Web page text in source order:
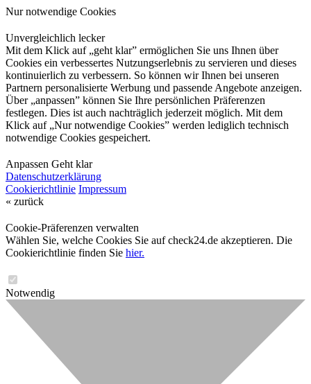
Nur notwendige Cookies
Unvergleichlich lecker
Mit dem Klick auf „geht klar” ermöglichen Sie uns Ihnen über
Cookies ein verbessertes Nutzungserlebnis zu servieren und dieses
kontinuierlich zu verbessern. So können wir Ihnen bei unseren
Partnern personalisierte Werbung und passende Angebote anzeigen.
Über „anpassen” können Sie Ihre persönlichen Präferenzen
festlegen. Dies ist auch nachträglich jederzeit möglich. Mit dem
Klick auf „Nur notwendige Cookies” werden lediglich technisch
notwendige Cookies gespeichert.
Anpassen Geht klar
Datenschutzerklärung
Cookierichtlinie Impressum
« zurück
Cookie-Präferenzen verwalten
Wählen Sie, welche Cookies Sie auf check24.de akzeptieren. Die
Cookierichtlinie finden Sie hier.
Notwendig